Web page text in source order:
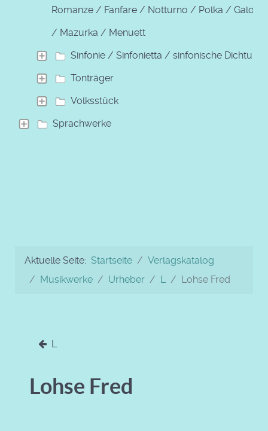
Romanze / Fanfare / Notturno / Polka / Galopp
/ Mazurka / Menuett
Sinfonie / Sinfonietta / sinfonische Dichtung
Tonträger
Volksstück
Sprachwerke
Aktuelle Seite: Startseite
Verlagskatalog
Musikwerke
Urheber L Lohse Fred
L
Lohse Fred